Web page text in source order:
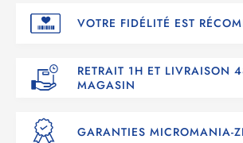
VOTRE FIDÉLITÉ EST
RETRAIT 1H ET LIVRAISON
MAGASIN
GARANTIES MICROMANIA-